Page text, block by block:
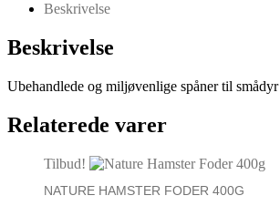
Beskrivelse
Beskrivelse
Ubehandlede og miljøvenlige spåner til
Relaterede varer
Tilbud!
NATURE HAMSTER FODER 400G